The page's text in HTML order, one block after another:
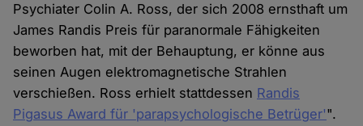
Psychiater Colin A. Ross, der sich 2008 ernsthaft um
James Randis Preis für paranormale Fähigkeiten
beworben hat, mit der Behauptung, er könne aus
seinen Augen elektromagnetische Strahlen
verschießen. Ross erhielt stattdessen Randis
Pigasus Award für 'parapsychologische Betrüger'".